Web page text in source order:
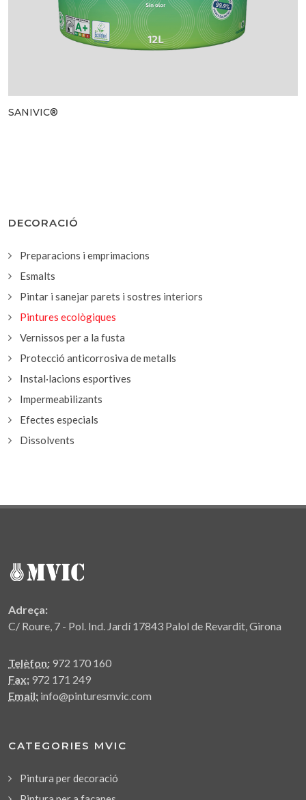
SANIVIC®
DECORACIÓ
Preparacions i emprimacions
Esmalts
Pintar i sanejar parets i sostres interiors
Pintures ecològiques
Vernissos per a la fusta
Protecció anticorrosiva de metalls
Instal·lacions esportives
Impermeabilizants
Efectes especials
Dissolvents
Adreça:
C/ Roure, 7 - Pol. Ind. Jardí 17843 Palol de Revardit, Girona
Telèfon: 972 170 160
Fax: 972 171 249
Email: info@pinturesmvic.com
CATEGORIES MVIC
Pintura per decoració